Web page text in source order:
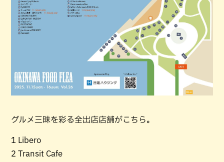
グルメ三昧を彩る全出店店舗がこちら。
1 Libero
2 Transit Cafe